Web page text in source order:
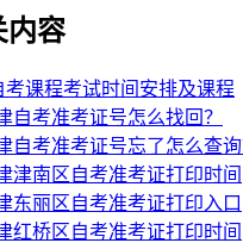
内容
考课程考试时间安排及课程
自考准考证号怎么找回？
自考准考证号忘了怎么查询
津南区自考准考证打印时间
东丽区自考准考证打印入口
红桥区自考准考证打印时间